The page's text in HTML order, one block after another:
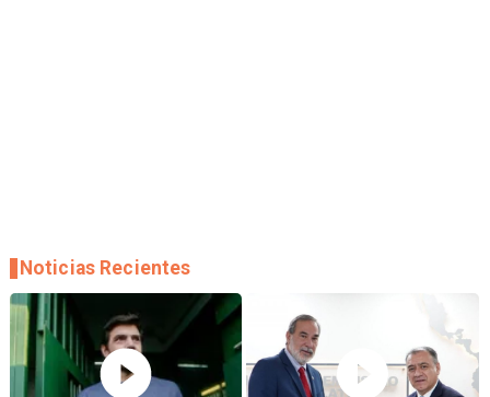
Noticias Recientes